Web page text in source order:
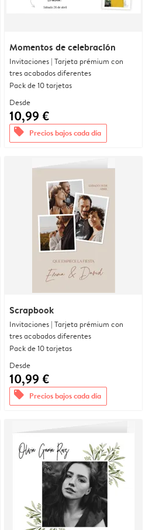
Momentos de celebración
Invitaciones | Tarjeta prémium con
tres acabados diferentes
Pack de 10 tarjetas
Desde
10,99 €
offers Precios bajos cada día
Scrapbook
Invitaciones | Tarjeta prémium con
tres acabados diferentes
Pack de 10 tarjetas
Desde
10,99 €
offers Precios bajos cada día